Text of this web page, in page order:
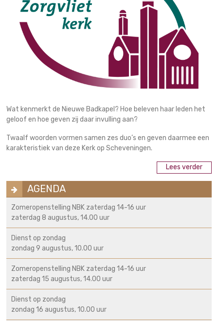
Wat kenmerkt de Nieuwe Badkapel? Hoe beleven haar leden het
geloof en hoe geven zij daar invulling aan?
Twaalf woorden vormen samen zes duo’s en geven daarmee een
karakteristiek van deze Kerk op Scheveningen.
Lees verder
AGENDA
Zomeropenstelling NBK zaterdag 14-16 uur
zaterdag 8 augustus, 14.00 uur
Dienst op zondag
zondag 9 augustus, 10.00 uur
Zomeropenstelling NBK zaterdag 14-16 uur
zaterdag 15 augustus, 14.00 uur
Dienst op zondag
zondag 16 augustus, 10.00 uur